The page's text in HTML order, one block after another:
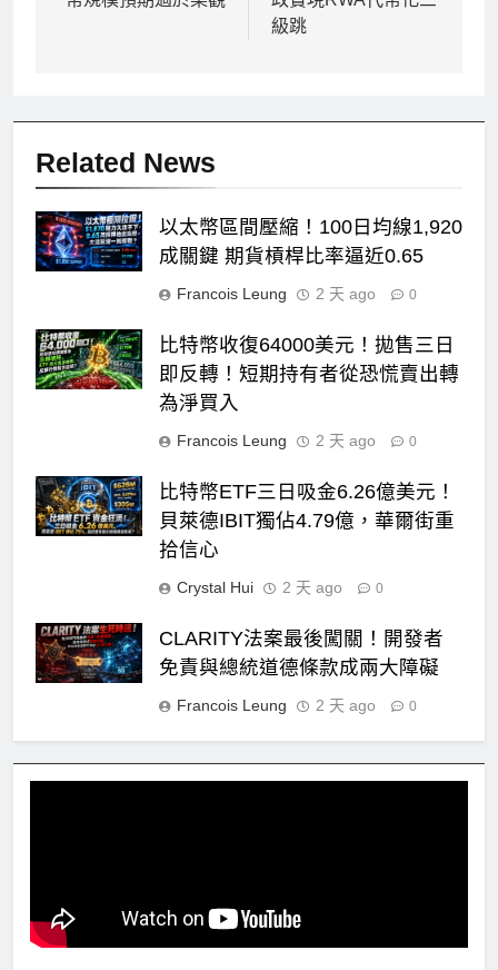
級跳
Related News
以太幣區間壓縮！100日均線1,920
成關鍵 期貨槓桿比率逼近0.65
Francois Leung 2 天 ago 0
比特幣收復64000美元！拋售三日
即反轉！短期持有者從恐慌賣出轉
為淨買入
Francois Leung 2 天 ago 0
比特幣ETF三日吸金6.26億美元！
貝萊德IBIT獨佔4.79億，華爾街重
拾信心
Crystal Hui 2 天 ago 0
CLARITY法案最後闖關！開發者
免責與總統道德條款成兩大障礙
Francois Leung 2 天 ago 0